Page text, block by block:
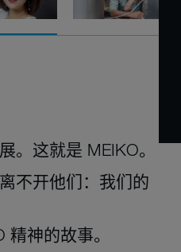
。这就是 MEIKO。
不开他们：我们的
神的故事。